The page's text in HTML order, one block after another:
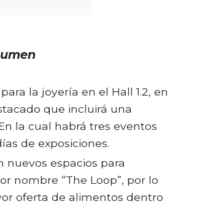
la joyería en el Hall 1.2, en
que incluirá una
la cual habrá tres eventos
de exposiciones.
nuevos espacios para
nombre “The Loop”, por lo
oferta de alimentos dentro